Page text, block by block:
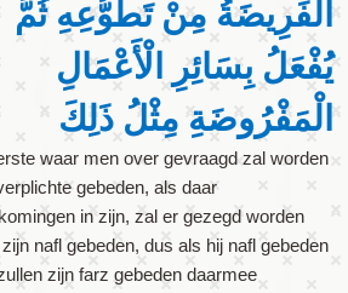
الْفَرِيضَةُ مِنْ تَطَوُّعِهِ ثُمَّ
يُفْعَلُ بِسَائِرِ الْأَعْمَالِ
الْمَفْرُوضَةِ مِثْلُ ذَلِكَ
waar men over gevraagd zal worden
gebeden, als daar
in zijn, zal er gezegd worden
nafl gebeden, dus als hij nafl gebeden
zijn farz gebeden daarmee